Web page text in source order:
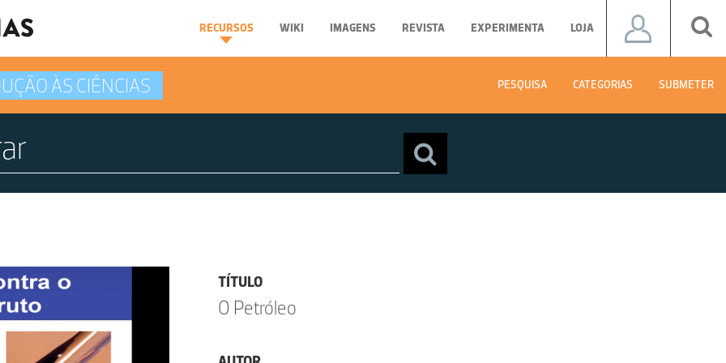
RECURSOS WIKI IMAGENS REVISTA EXPERIMENTA LOJA
ÀS CIÊNCIAS PESQUISA CATEGORIAS SUBMETER
TÍTULO
O Petróleo